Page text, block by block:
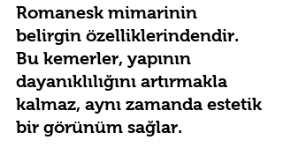
Romanesk mimarinin
belirgin özelliklerindendir.
Bu kemerler, yapının
dayanıklılığını artırmakla
kalmaz, aynı zamanda estetik
bir görünüm sağlar.